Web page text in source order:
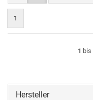
1
1 bis
Hersteller